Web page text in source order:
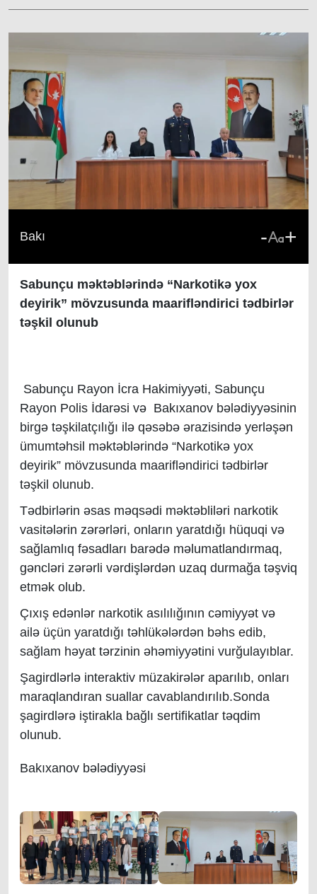
Bakı - +
Sabunçu məktəblərində “Narkotikə yox
deyirik” mövzusunda maarifləndirici tədbirlər
təşkil olunub
Sabunçu Rayon İcra Hakimiyyəti, Sabunçu
Rayon Polis İdarəsi və Bakıxanov bələdiyyəsinin
birgə təşkilatçılığı ilə qəsəbə ərazisində yerləşən
ümumtəhsil məktəblərində “Narkotikə yox
deyirik” mövzusunda maarifləndirici tədbirlər
təşkil olunub.
Tədbirlərin əsas məqsədi məktəbliləri narkotik
vasitələrin zərərləri, onların yaratdığı hüquqi və
sağlamlıq fəsadları barədə məlumatlandırmaq,
gəncləri zərərli vərdişlərdən uzaq durmağa təşviq
etmək olub.
Çıxış edənlər narkotik asılılığının cəmiyyət və
ailə üçün yaratdığı təhlükələrdən bəhs edib,
sağlam həyat tərzinin əhəmiyyətini vurğulayıblar.
Şagirdlərlə interaktiv müzakirələr aparılıb, onları
maraqlandıran suallar cavablandırılıb.Sonda
şagirdlərə iştirakla bağlı sertifikatlar təqdim
olunub.
Bakıxanov bələdiyyəsi